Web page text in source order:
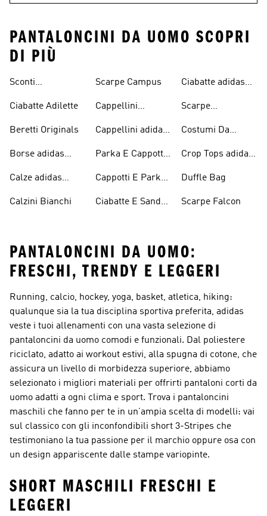
PANTALONCINI DA UOMO SCOPRI
DI PIÙ
Sconti
adidas Originals
Ciabatte Adilette
Beretti Originals
Borse adidas
Calze adidas
Calzini Bianchi
Scarpe Campus
Cappellini
Cappellini adidas
Parka E Cappotti
Cappotti E Parkas
Ciabatte E Sandali
Ciabatte adidas
Scarpe
Costumi Da
Crop Tops adidas
Duffle Bag
Scarpe Falcon
PANTALONCINI DA UOMO:
FRESCHI, TRENDY E LEGGERI
Running, calcio, hockey, yoga, basket, atletica, hiking:
qualunque sia la tua disciplina sportiva preferita, adidas
veste i tuoi allenamenti con una vasta selezione di
pantaloncini da uomo comodi e funzionali. Dal poliestere
riciclato, adatto ai workout estivi, alla spugna di cotone, che
assicura un livello di morbidezza superiore, abbiamo
selezionato i migliori materiali per offrirti pantaloni corti da
uomo adatti a ogni clima e sport. Trova i pantaloncini
maschili che fanno per te in un’ampia scelta di modelli: vai
sul classico con gli inconfondibili short 3-Stripes che
testimoniano la tua passione per il marchio oppure osa con
un design appariscente dalle stampe variopinte.
SHORT MASCHILI FRESCHI E
LEGGERI